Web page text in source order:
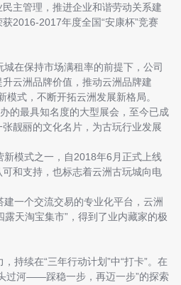
主管理，推进企业和谐劳动关系建
2016-2017年度全国“安康杯”竞赛
在保持市场满租率的前提下，公司
云洲品牌价值，推动云洲品牌建
模式，不断开拓云洲发展新格局。
的最具知名度的大型展会，至今已成
靓丽的文化名片，为古玩行业发展
模式之一，自2018年6月正式上线
和支持，也标志着云洲古玩城向电
一个交流交易的专业化平台，云洲
天淘宝集市”，得到了业内藏家的极
持续在“三年行动计划”中“打卡”。在
过河——踩稳一步，再迈一步”的探索